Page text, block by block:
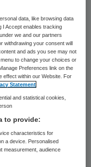
systeem
norm. De
P5COM een
en het
en
als motor voor
beter context
aldus
Director van
zo dat we aan
data, like browsing data
I Accept enables tracking
we and our partners
withdrawing your consent will
and ads you see may not
to change your choices or
Preferences link on the
effect within our Website. For
Statement
and statistical cookies,
to provide:
characteristics for
a device. Personalised
measurement, audience